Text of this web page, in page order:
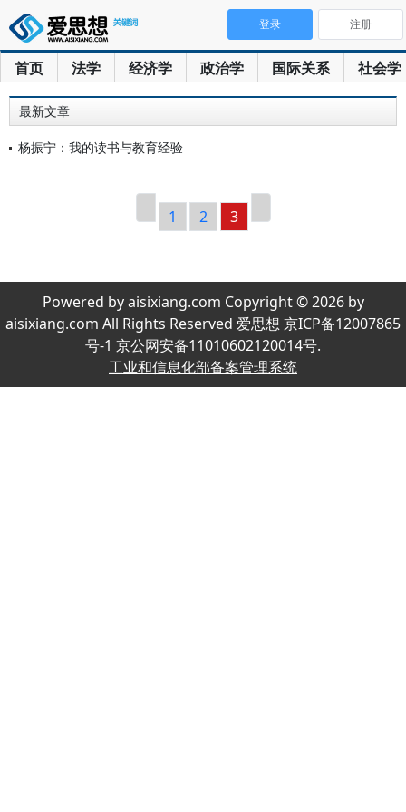
首页 法学 经济学 政治学 国际关系 社会学
登录 注册
最新文章
杨振宁：我的读书与教育经验
1 2 3
Powered by aisixiang.com Copyright © 2026 by
aisixiang.com All Rights Reserved 爱思想 京ICP备12007865
号-1 京公网安备11010602120014号.
工业和信息化部备案管理系统